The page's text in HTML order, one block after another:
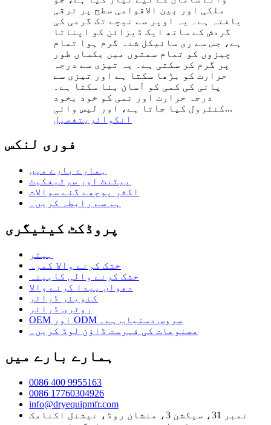
ملکی اور بین الاقوامی سطح پر ترقی
یافتہ ہے۔ یہ اوپر سے نیچے تک گرمی کی
گردش کے ساتھ ایک ڈیزائن کو اپناتا
ہے، جس سے ری سائیکل شدہ گرم ہوا تمام
چیزوں کو تمام سمتوں میں یکساں طور
پر گرم کر سکتی ہے۔ یہ تیزی سے درجہ
حرارت کو بڑھا سکتا ہے اور تیزی سے
پانی کی کمی کو آسان بنا سکتا ہے۔
درجہ حرارت اور نمی کو خود بخود
کنٹرول کیا جاتا ہے، اور لیس وائی...
انکوائری تفصیل
فوری لنکس
ہمارے بارے میں
پیٹنٹ اور سرٹیفکیٹ
اکثر پوچھے گئے سوالات
ہم سے رابطہ کریں۔
پروڈکٹ کیٹیگری
ہیٹر
خشک کرنے والا کمرہ
خشک کرنے والی کابینہ
دھواں پیدا کرنے والا
کنویئر ڈرائر
روٹری ڈرائر
OEM اور ODM سروس دستیاب ہے۔
مصنوعات کی فہرست ڈاؤن لوڈ کریں۔
ہمارے بارے میں
0086 400 9955163
0086 17760304926
info@dryequipmfr.com
نمبر 31، سیکشن 3، منشان روڈ، نیشنل اکنامک